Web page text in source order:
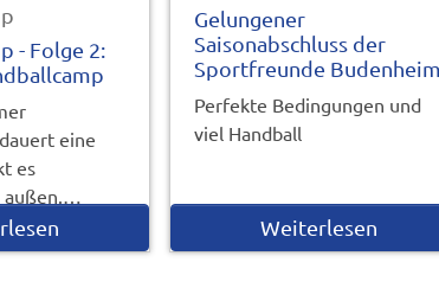
- Folge 2:
eine
es
Gelungener
Saisonabschluss der
Sportfreunde
Perfekte Bedingungen und
viel Handball
Weiterlesen